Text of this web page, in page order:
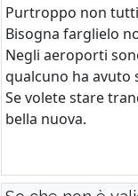
Purtroppo non tutti
Bisogna farglielo
Negli aeroporti
qualcuno ha avuto
Se volete stare
bella nuova.